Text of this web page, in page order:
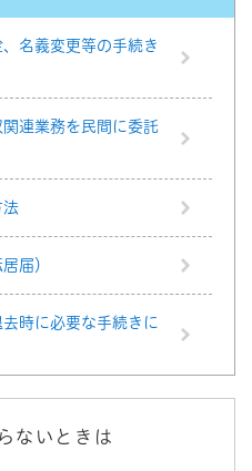
名義変更等の手続き
関連業務を民間に委託
法
届）
時に必要な手続きに
ないときは